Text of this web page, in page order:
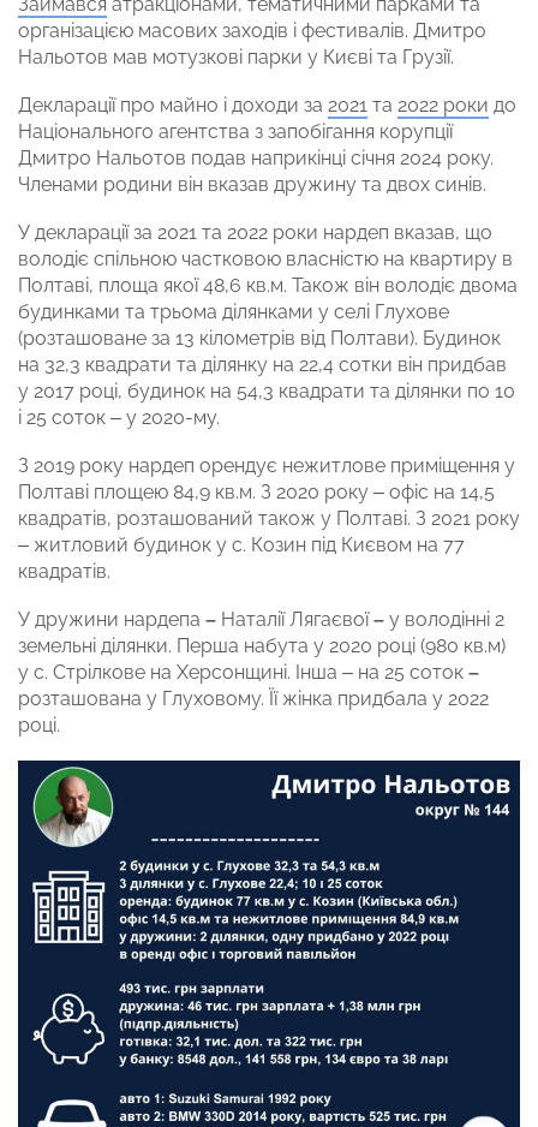
організацією масових заходів і фестивалів. Дмитро
Нальотов мав мотузкові парки у Києві та Грузії.
Декларації про майно і доходи за 2021 та 2022 роки до
Національного агентства з запобігання корупції
Дмитро Нальотов подав наприкінці січня 2024 року.
Членами родини він вказав дружину та двох синів.
У декларації за 2021 та 2022 роки нардеп вказав, що
володіє спільною частковою власністю на квартиру в
Полтаві, площа якої 48,6 кв.м. Також він володіє двома
будинками та трьома ділянками у селі Глухове
(розташоване за 13 кілометрів від Полтави). Будинок
на 32,3 квадрати та ділянку на 22,4 сотки він придбав
у 2017 році, будинок на 54,3 квадрати та ділянки по 10
і 25 соток – у 2020-му.
З 2019 року нардеп орендує нежитлове приміщення у
Полтаві площею 84,9 кв.м. З 2020 року – офіс на 14,5
квадратів, розташований також у Полтаві. З 2021 року
– житловий будинок у с. Козин під Києвом на 77
квадратів.
У дружини нардепа – Наталії Лягаєвої– у володінні 2
земельні ділянки. Перша набута у 2020 році (980 кв.м)
у с. Стрілкове на Херсонщині. Інша – на 25 соток –
розташована у Глуховому. Її жінка придбала у 2022
році.